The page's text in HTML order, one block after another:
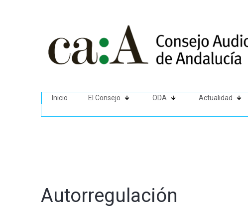
Inicio El Consejo ODA Actualidad
Autorregulación